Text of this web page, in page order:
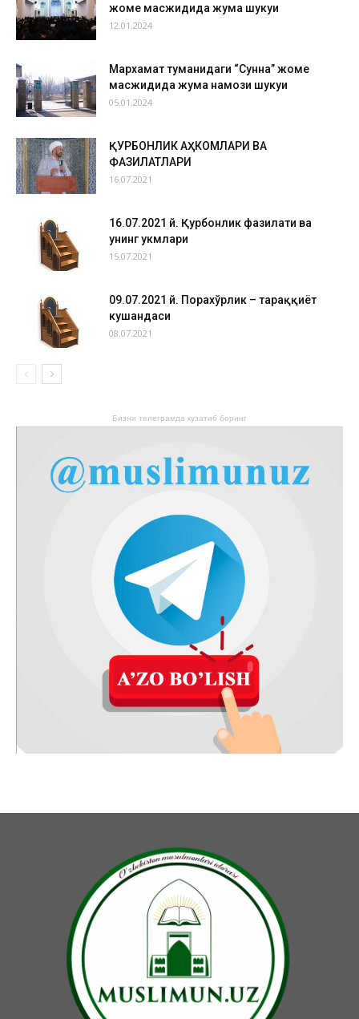
жоме масжидида жума шукуҳи
12.01.2024
Мархамат туманидаги “Сунна” жоме
масжидида жума намози шукуҳи
05.01.2024
ҚУРБОНЛИК АҲКОМЛАРИ ВА
ФАЗИЛАТЛАРИ
16.07.2021
16.07.2021 й. Қурбонлик фазилати ва
унинг ҳукмлари
15.07.2021
09.07.2021 й. Порахўрлик – тараққиёт
кушандаси
08.07.2021
Бизни телеграмда кузатиб боринг